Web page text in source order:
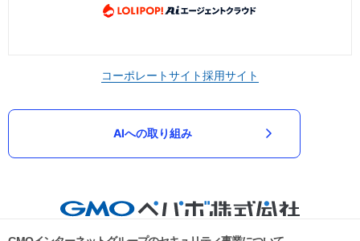
コーポレートサイト採用サイト
AIへの取り組み